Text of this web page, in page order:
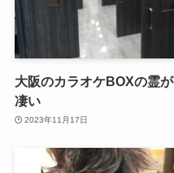
大阪のカラオケBOXの霊が
凄い
2023年11月17日